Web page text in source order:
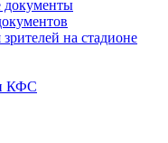
документы
на стадионе
КФС